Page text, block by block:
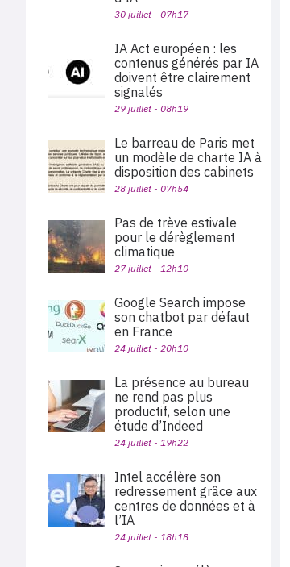
30 juillet - 07h17
IA Act européen : les
contenus générés par IA
doivent être clairement
signalés
29 juillet - 08h19
Le barreau de Paris met
un modèle de charte IA à
disposition des cabinets
28 juillet - 07h54
Pas de trève estivale
pour le dérèglement
climatique
27 juillet - 12h10
Google Search impose
son chatbot par défaut
en France
24 juillet - 20h10
La présence au bureau
ne rend pas plus
productif, selon une
étude d’Indeed
24 juillet - 19h22
Intel accélère son
redressement grâce aux
centres de données et à
l’IA
24 juillet - 18h18